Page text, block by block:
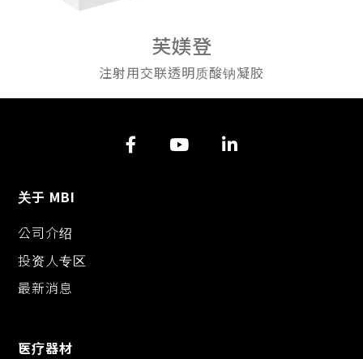
芙媄登
注射用交联透明质酸钠凝胶
关于 MBI
公司介绍
投资人专区
最新消息
医疗器材